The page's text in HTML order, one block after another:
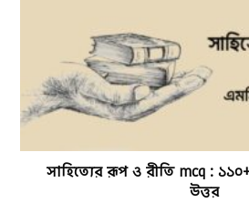
সাহিত্যের রূপ ও রীতি mcq : ১১০+
উত্তর